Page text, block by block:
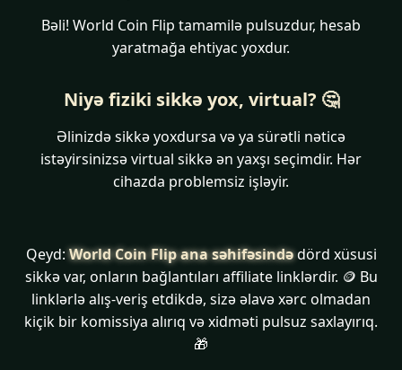
Bəli! World Coin Flip tamamilə pulsuzdur, hesab
yaratmağa ehtiyac yoxdur.
Niyə fiziki sikkə yox, virtual? 🤔
Əlinizdə sikkə yoxdursa və ya sürətli nəticə
istəyirsinizsə virtual sikkə ən yaxşı seçimdir. Hər
cihazda problemsiz işləyir.
Qeyd:World Coin Flip ana səhifəsindədörd xüsusi
sikkə var, onların bağlantıları affiliate linklərdir. 🪙 Bu
linklərlə alış-veriş etdikdə, sizə əlavə xərc olmadan
kiçik bir komissiya alırıq və xidməti pulsuz saxlayırıq.
🎁